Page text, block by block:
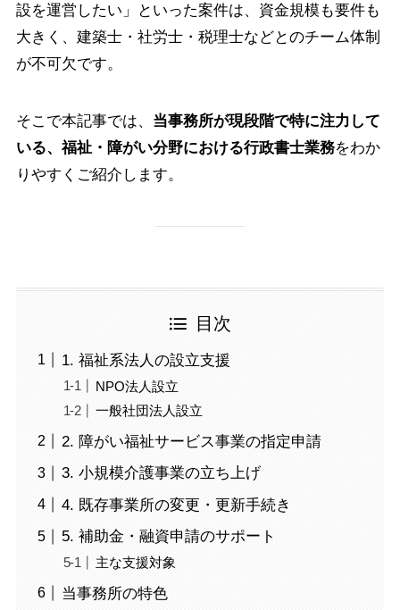
設を運営したい」といった案件は、資金規模も要件も
大きく、建築士・社労士・税理士などとのチーム体制
が不可欠です。
そこで本記事では、 当事務所が現段階で特に注力して
いる、福祉・障がい分野における行政書士業務をわか
りやすくご紹介します。
目次
1. 福祉系法人の設立支援
NPO法人設立
一般社団法人設立
2. 障がい福祉サービス事業の指定申請
3. 小規模介護事業の立ち上げ
4. 既存事業所の変更・更新手続き
5. 補助金・融資申請のサポート
主な支援対象
当事務所の特色